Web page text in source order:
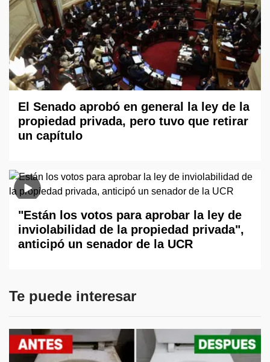
El Senado aprobó en general la ley de la
propiedad privada, pero tuvo que retirar
un capítulo
"Están los votos para aprobar la ley de
inviolabilidad de la propiedad privada",
anticipó un senador de la UCR
Te puede interesar